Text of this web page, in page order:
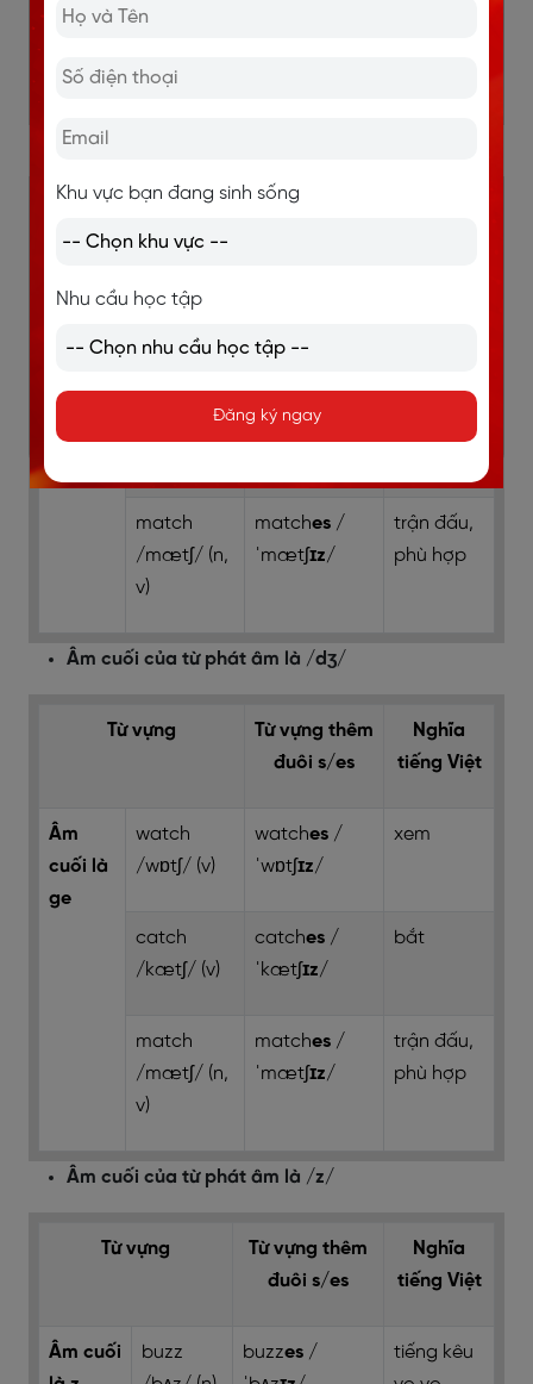
ˈfɪnɪʃ/ (v)
Âm cuối của từ phát âm là /tʃ/
cuối là
/wɒtʃ/ (v)
ˈwɒtʃɪz
catches
match
/mætʃ/ (n,
v)
matches /
ˈmætʃɪz/
trận đấu,
phù hợp
Âm cuối của từ phát âm là /dʒ/
Từ vựng
Từ vựng thêm
đuôi s/es
Nghĩa
tiếng Việt
Âm
cuối là
ge
watch
/wɒtʃ/ (v)
watches /
ˈwɒtʃɪz/
xem
catch
/kætʃ/ (v)
catches /
ˈkætʃɪz/
bắt
match
/mætʃ/ (n,
v)
matches /
ˈmætʃɪz/
trận đấu,
phù hợp
Âm cuối của từ phát âm là /z/
Từ vựng
Từ vựng thêm
đuôi s/es
Nghĩa
tiếng Việt
Âm cuối
buzz
buzzes /
tiếng kêu
Khu vực bạn đang sinh sống
Nhu cầu học tập
Đăng ký ngay